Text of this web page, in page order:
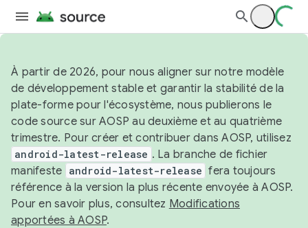
À partir de 2026, pour nous aligner sur notre modèle
de développement stable et garantir la stabilité de la
plate-forme pour l'écosystème, nous publierons le
code source sur AOSP au deuxième et au quatrième
trimestre. Pour créer et contribuer dans AOSP, utilisez
android-latest-release . La branche de fichier
manifeste android-latest-release fera toujours
référence à la version la plus récente envoyée à AOSP.
Pour en savoir plus, consultez Modifications
apportées à AOSP.